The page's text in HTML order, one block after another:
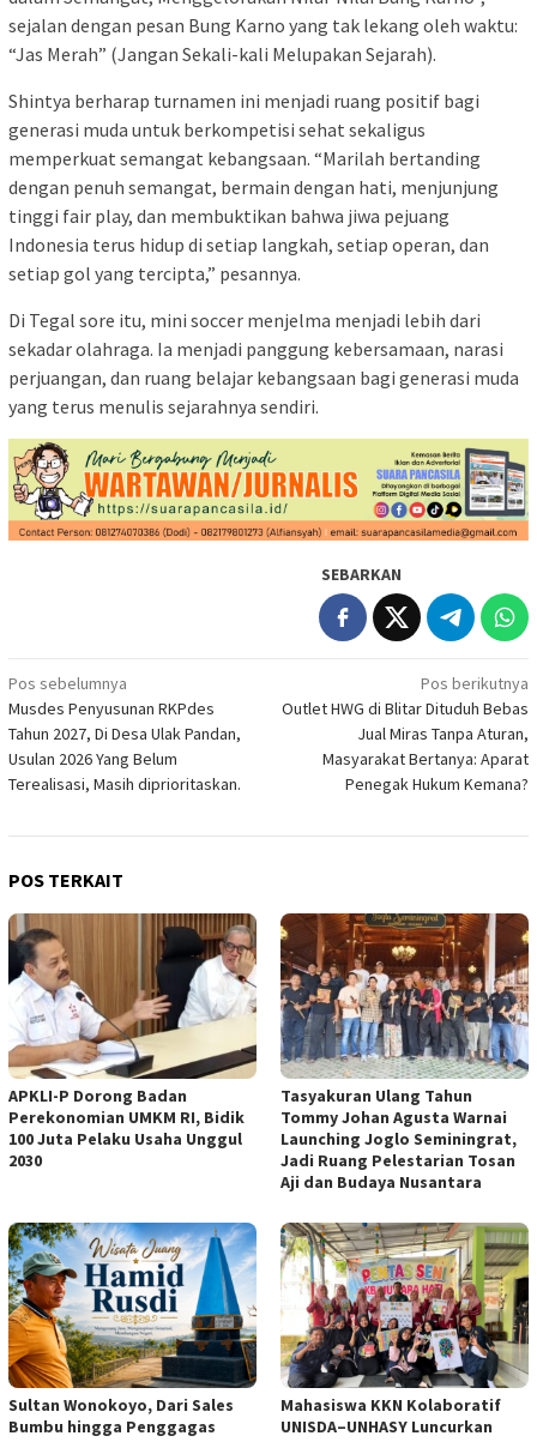
sejalan dengan pesan Bung Karno yang tak lekang oleh waktu:
“Jas Merah” (Jangan Sekali-kali Melupakan Sejarah).
Shintya berharap turnamen ini menjadi ruang positif bagi
generasi muda untuk berkompetisi sehat sekaligus
memperkuat semangat kebangsaan. “Marilah bertanding
dengan penuh semangat, bermain dengan hati, menjunjung
tinggi fair play, dan membuktikan bahwa jiwa pejuang
Indonesia terus hidup di setiap langkah, setiap operan, dan
setiap gol yang tercipta,” pesannya.
Di Tegal sore itu, mini soccer menjelma menjadi lebih dari
sekadar olahraga. Ia menjadi panggung kebersamaan, narasi
perjuangan, dan ruang belajar kebangsaan bagi generasi muda
yang terus menulis sejarahnya sendiri.
SEBARKAN
Navigasi
pos
Pos sebelumnya
Musdes Penyusunan RKPdes
Tahun 2027, Di Desa Ulak Pandan,
Usulan 2026 Yang Belum
Terealisasi, Masih diprioritaskan.
Pos berikutnya
Outlet HWG di Blitar Dituduh Bebas
Jual Miras Tanpa Aturan,
Masyarakat Bertanya: Aparat
Penegak Hukum Kemana?
POS TERKAIT
APKLI-P Dorong Badan
Perekonomian UMKM RI, Bidik
100 Juta Pelaku Usaha Unggul
2030
Tasyakuran Ulang Tahun
Tommy Johan Agusta Warnai
Launching Joglo Seminingrat,
Jadi Ruang Pelestarian Tosan
Aji dan Budaya Nusantara
Sultan Wonokoyo, Dari Sales
Bumbu hingga Penggagas
Mahasiswa KKN Kolaboratif
UNISDA–UNHASY Luncurkan